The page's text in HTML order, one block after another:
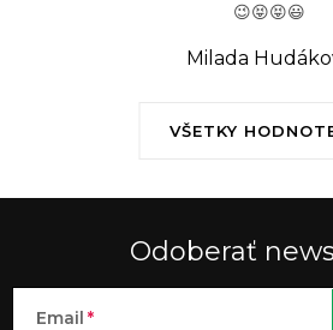
VŠETKY
😉😝😝😃
Milada
Odoberať
Email